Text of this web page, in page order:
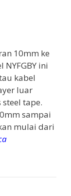
10mm ke
ini
kabel
luar
tape.
sampai
mulai dari